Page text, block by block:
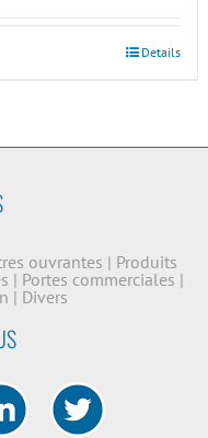
Details
ouvrantes | Produits
| Portes commerciales |
| Divers